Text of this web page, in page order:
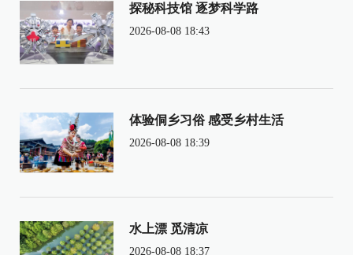
探秘科技馆 逐梦科学路
2026-08-08 18:43
体验侗乡习俗 感受乡村生活
2026-08-08 18:39
水上漂 觅清凉
2026-08-08 18:37